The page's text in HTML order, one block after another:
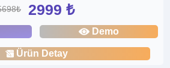
2999 ₺
Demo
Ürün Detay